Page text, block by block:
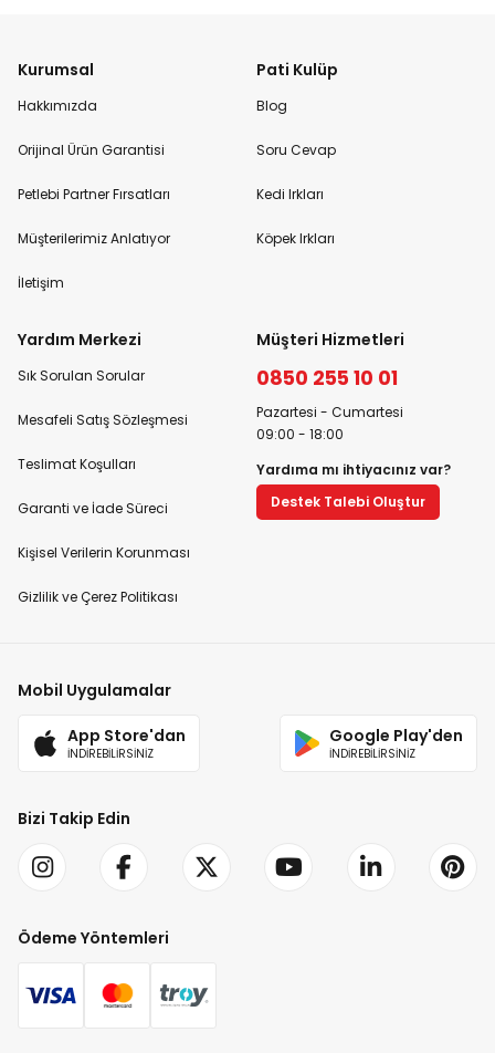
Kurumsal
Hakkımızda
Orijinal Ürün Garantisi
Petlebi Partner Fırsatları
Müşterilerimiz Anlatıyor
İletişim
Pati Kulüp
Blog
Soru Cevap
Kedi Irkları
Köpek Irkları
Yardım Merkezi
Sık Sorulan Sorular
Mesafeli Satış Sözleşmesi
Teslimat Koşulları
Garanti ve İade Süreci
Kişisel Verilerin Korunması
Gizlilik ve Çerez Politikası
Müşteri Hizmetleri
0850 255 10 01
Pazartesi - Cumartesi
09:00 - 18:00
Yardıma mı ihtiyacınız var?
Destek Talebi Oluştur
Mobil Uygulamalar
App Store'dan
İNDİREBİLİRSİNİZ
Google Play'den
İNDİREBİLİRSİNİZ
Bizi Takip Edin
Ödeme Yöntemleri